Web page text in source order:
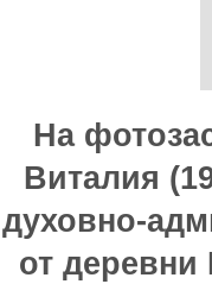
На
Виталия
духовно-
от